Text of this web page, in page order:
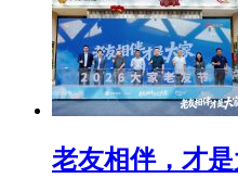
老友相伴，才